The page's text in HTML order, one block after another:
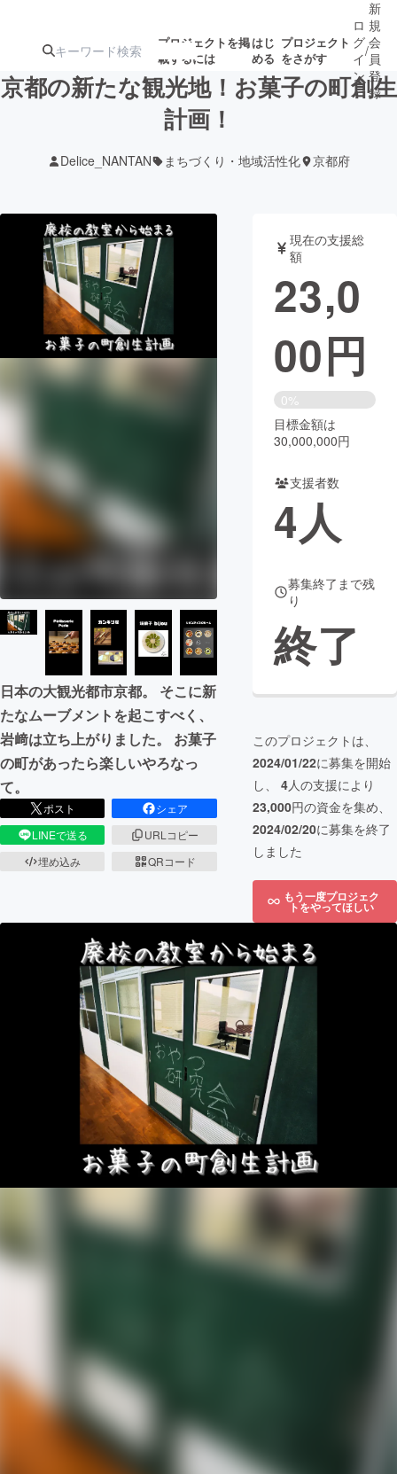
プロジェクトを掲
載するには
はじ
める
プロジェクト
をさがす
ターン
ジェクト
募集終了が近いプ
ロジェクト
もうすぐ公開
されます
アート・写真 音楽
テクノロジー・ガジェット ゲーム・
映像・映画 書籍・雑誌
ビジネス・起業 チャレンジ
CAMPFIRE for Social Good
CAMPFIRE Creation
CAMPFIREふるさと納税
コミュニティ
ロ
グ
イ
ン
/
新
規
会
員
登
録
京都の新たな観光地！お菓子の町創生
計画！
Delice_NANTAN まちづくり・地域活性化 京都府
日本の大観光都市京都。 そこに新
たなムーブメントを起こすべく、
岩﨑は立ち上がりました。 お菓子
の町があったら楽しいやろなっ
て。
ポスト
シェア
LINEで送る
URLコピー
埋め込み
QRコード
現在の支援総
額
23,0
00円
0%
目標金額は
30,000,000円
支援者数
4人
募集終了まで残
り
終了
このプロジェクトは、
2024/01/22に募集を開始
し、 4人の支援により
23,000円の資金を集め、
2024/02/20に募集を終了
しました
もう一度プロジェク
トをやってほしい